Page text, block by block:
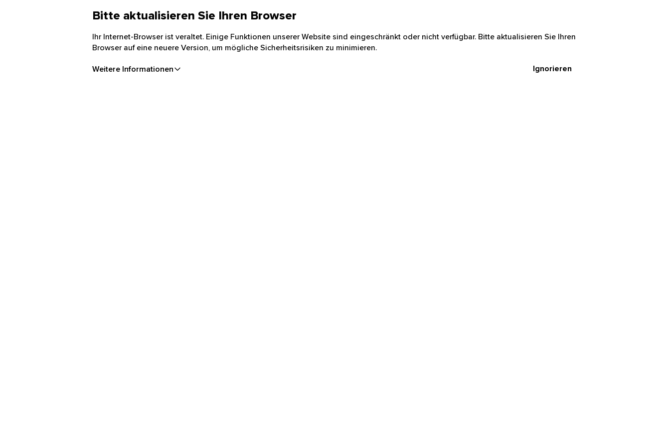
Bitte aktualisieren Sie Ihren Browser
Ihr Internet-Browser ist veraltet. Einige Funktionen unserer Website sind eingeschränkt oder nicht verfügbar. Bitte aktualisieren Sie Ihren
Browser auf eine neuere Version, um mögliche Sicherheitsrisiken zu minimieren.
Weitere Informationen Ignorieren